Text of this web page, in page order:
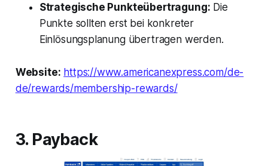
Strategische Punkteübertragung: Die
Punkte sollten erst bei konkreter
Einlösungsplanung übertragen werden.
Website: https://www.americanexpress.com/de-
de/rewards/membership-rewards/
3. Payback